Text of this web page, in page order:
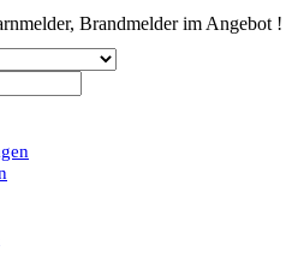
Brandmelder im Angebot !